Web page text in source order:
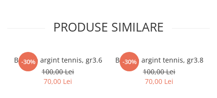
PRODUSE SIMILARE
-30%
Bratara argint tennis, gr3.6
100,00 Lei
70,00 Lei
-30%
Bratara argint tennis, gr3.8
100,00 Lei
70,00 Lei